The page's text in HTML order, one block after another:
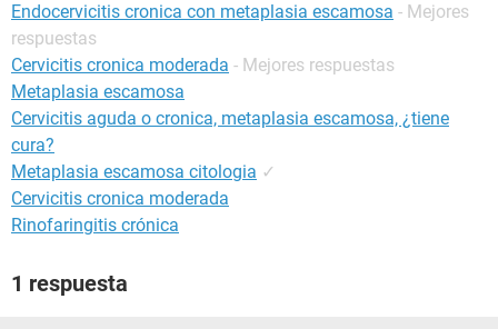
Endocervicitis cronica con metaplasia escamosa - Mejores
respuestas
Cervicitis cronica moderada - Mejores respuestas
Metaplasia escamosa
Cervicitis aguda o cronica, metaplasia escamosa, ¿tiene
cura?
Metaplasia escamosa citologia ✓
Cervicitis cronica moderada
Rinofaringitis crónica
1 respuesta